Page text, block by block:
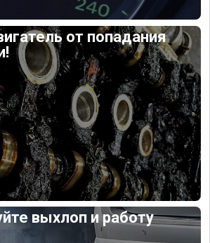
от попадания
выхлоп и работу